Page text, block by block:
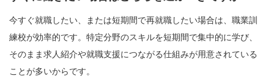
今すぐ就職したい、または短期間で再就職したい場合は、職業訓
練校が効率的です。特定分野のスキルを短期間で集中的に学び、
そのまま求人紹介や就職支援につながる仕組みが用意されている
ことが多いからです。